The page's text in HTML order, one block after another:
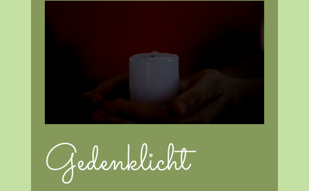
Gedenklicht